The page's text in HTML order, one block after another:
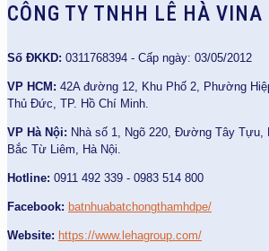
CÔNG TY TNHH LÊ HÀ VINA
Số ĐKKD: 0311768394 - Cấp ngày: 03/05/2012
VP HCM: 42A đường 12, Khu Phố 2, Phường
Thủ Đức, TP. Hồ Chí Minh.
VP Hà Nội: Nhà số 1, Ngõ 220, Đường Tây
Bắc Từ Liêm, Hà Nội.
Hotline: 0911 492 339 - 0983 514 800
Facebook: batnhuabatchongthamhdpe/
Website: https://www.lehagroup.com/